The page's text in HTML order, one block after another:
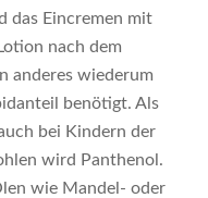
das Eincremen mit
nach dem
anderes wiederum
benötigt. Als
bei Kindern der
wird Panthenol.
wie Mandel- oder